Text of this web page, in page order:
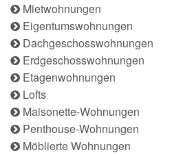
Mietwohnungen
Eigentumswohnungen
Dachgeschosswohnungen
Erdgeschosswohnungen
Etagenwohnungen
Lofts
Maisonette-Wohnungen
Penthouse-Wohnungen
Möblierte Wohnungen